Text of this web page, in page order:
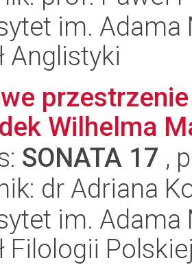
im.
Anglistyki
Wilhelma
SONATA 17 ,
dr Adriana
im.
Filologii